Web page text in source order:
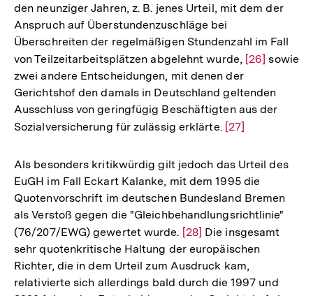
den neunziger Jahren, z. B. jenes Urteil, mit dem der
Anspruch auf Überstundenzuschläge bei
Überschreiten der regelmäßigen Stundenzahl im Fall
von Teilzeitarbeitsplätzen abgelehnt wurde, Zur
der
Fußnote
[26] sowie
zwei andere Entscheidungen, mit denen der
Gerichtshof den damals in Deutschland geltenden
Ausschluss von geringfügig Beschäftigten aus der
Sozialversicherung für zulässig erklärte. Zur
der
Fußnote
[27]
Als besonders kritikwürdig gilt jedoch das Urteil des
EuGH im Fall Eckart Kalanke, mit dem 1995 die
Quotenvorschrift im deutschen Bundesland Bremen
als Verstoß gegen die "Gleichbehandlungsrichtlinie"
(76/207/EWG) gewertet wurde. Zur
Auflösung
der
Fußnote
[28] Die insgesamt
sehr quotenkritische Haltung der europäischen
Richter, die in dem Urteil zum Ausdruck kam,
relativierte sich allerdings bald durch die 1997 und